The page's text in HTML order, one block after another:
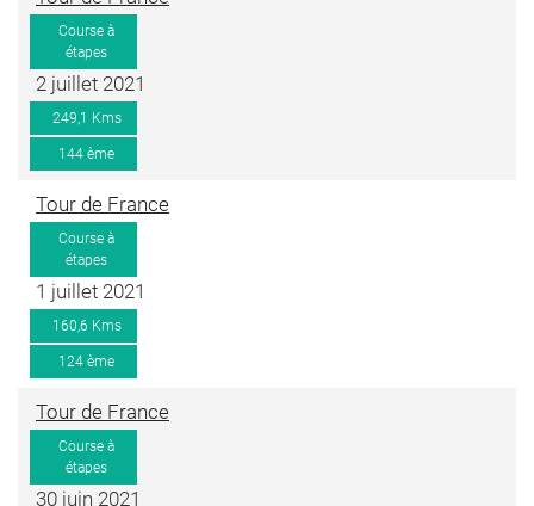
Course à
étapes
2 juillet 2021
249,1 Kms
144 ème
Tour de France
Course à
étapes
1 juillet 2021
160,6 Kms
124 ème
Tour de France
Course à
étapes
30 juin 2021